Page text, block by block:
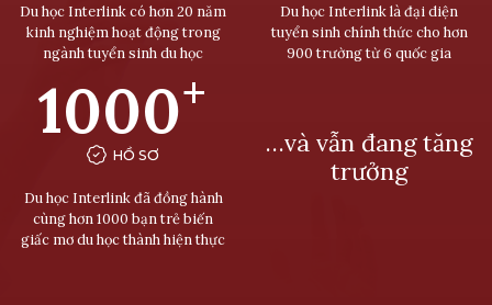
Du học Interlink có hơn 20 năm
kinh nghiệm hoạt động trong
ngành tuyển sinh du học
Du học Interlink là đại diện
tuyển sinh chính thức cho hơn
900 trường từ 6 quốc gia
1000+
HỒ SƠ
Du học Interlink đã đồng hành
cùng hơn 1000 bạn trẻ biến
giấc mơ du học thành hiện thực
…và vẫn đang tăng
trưởng